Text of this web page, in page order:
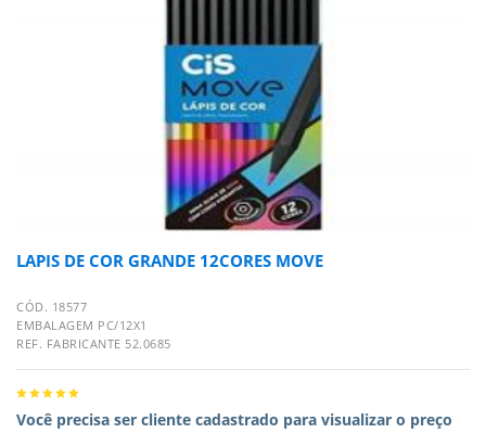
LAPIS DE COR GRANDE 12CORES MOVE
CÓD. 18577
EMBALAGEM PC/12X1
REF. FABRICANTE 52.0685
Você precisa ser cliente cadastrado para visualizar o preço